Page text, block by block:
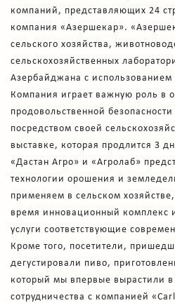
компаний, представляющих 24
компания «Азершекар».
сельского хозяйства,
сельскохозяйственных
Азербайджана с использованием
Компания играет важную роль в
продовольственной
посредством своей
выставке, которая продлится 3
«Дастан Агро» и «Агролаб»
технологии орошения и
применяем в сельском
время инновационный комплекс
услуги соответствующие
Кроме того, посетители,
дегустировали пиво,
который мы впервые вырастили в
сотрудничества с компанией